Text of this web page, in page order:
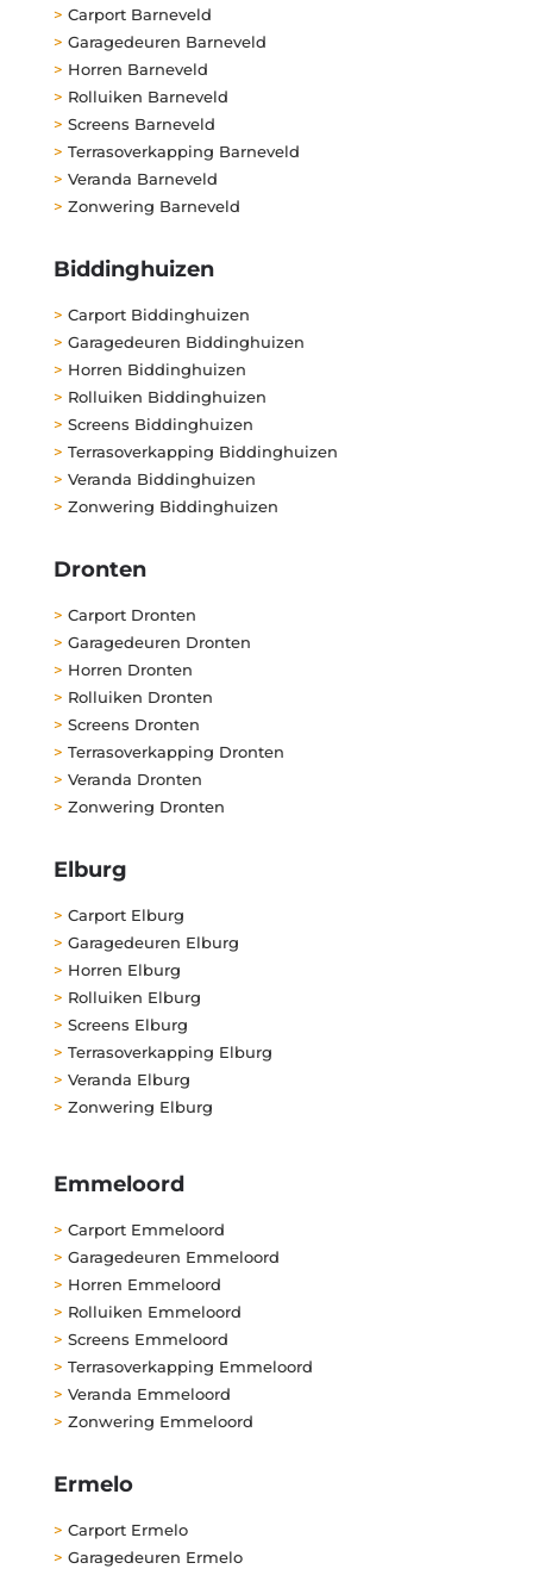
> Carport Barneveld
> Garagedeuren Barneveld
> Horren Barneveld
> Rolluiken Barneveld
> Screens Barneveld
> Terrasoverkapping Barneveld
> Veranda Barneveld
> Zonwering Barneveld
Biddinghuizen
> Carport Biddinghuizen
> Garagedeuren Biddinghuizen
> Horren Biddinghuizen
> Rolluiken Biddinghuizen
> Screens Biddinghuizen
> Terrasoverkapping Biddinghuizen
> Veranda Biddinghuizen
> Zonwering Biddinghuizen
Dronten
> Carport Dronten
> Garagedeuren Dronten
> Horren Dronten
> Rolluiken Dronten
> Screens Dronten
> Terrasoverkapping Dronten
> Veranda Dronten
> Zonwering Dronten
Elburg
> Carport Elburg
> Garagedeuren Elburg
> Horren Elburg
> Rolluiken Elburg
> Screens Elburg
> Terrasoverkapping Elburg
> Veranda Elburg
> Zonwering Elburg
Emmeloord
> Carport Emmeloord
> Garagedeuren Emmeloord
> Horren Emmeloord
> Rolluiken Emmeloord
> Screens Emmeloord
> Terrasoverkapping Emmeloord
> Veranda Emmeloord
> Zonwering Emmeloord
Ermelo
> Carport Ermelo
> Garagedeuren Ermelo